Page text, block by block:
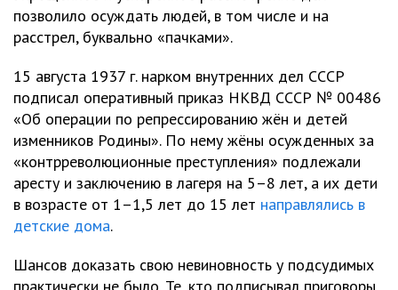
позволило осуждать людей, в том числе и на
расстрел, буквально «пачками».
15 августа 1937 г. нарком внутренних дел СССР
подписал оперативный приказ НКВД СССР № 00486
«Об операции по репрессированию жён и детей
изменников Родины». По нему жёны осужденных за
«контрреволюционные преступления» подлежали
аресту и заключению в лагеря на 5–8 лет, а их дети
в возрасте от 1–1,5 лет до 15 лет направлялись в
детские дома.
Шансов доказать свою невиновность у подсудимых
практически не было. Те, кто подписывал приговоры,